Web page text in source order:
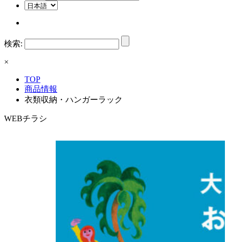
検索:
×
TOP
商品情報
衣類収納・ハンガーラック
WEBチラシ